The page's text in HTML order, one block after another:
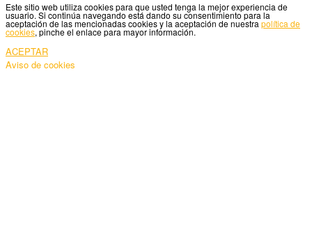
Este sitio web utiliza cookies para que usted tenga la mejor experiencia de
usuario. Si continúa navegando está dando su consentimiento para la
aceptación de las mencionadas cookies y la aceptación de nuestra política de
cookies, pinche el enlace para mayor información.
ACEPTAR
Aviso de cookies